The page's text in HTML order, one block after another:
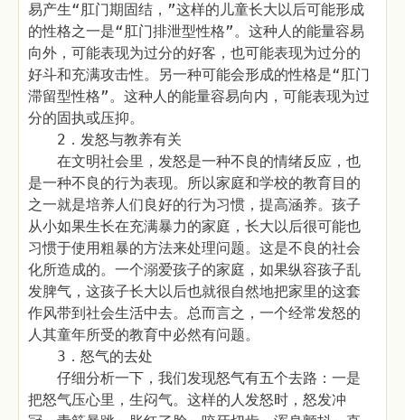
易产生“肛门期固结，”这样的儿童长大以后可能形成
的性格之一是“肛门排泄型性格”。这种人的能量容易
向外，可能表现为过分的好客，也可能表现为过分的
好斗和充满攻击性。另一种可能会形成的性格是“肛门
滞留型性格”。这种人的能量容易向内，可能表现为过
分的固执或压抑。
2．发怒与教养有关
在文明社会里，发怒是一种不良的情绪反应，也
是一种不良的行为表现。所以家庭和学校的教育目的
之一就是培养人们良好的行为习惯，提高涵养。孩子
从小如果生长在充满暴力的家庭，长大以后很可能也
习惯于使用粗暴的方法来处理问题。这是不良的社会
化所造成的。一个溺爱孩子的家庭，如果纵容孩子乱
发脾气，这孩子长大以后也就很自然地把家里的这套
作风带到社会生活中去。总而言之，一个经常发怒的
人其童年所受的教育中必然有问题。
3．怒气的去处
仔细分析一下，我们发现怒气有五个去路：一是
把怒气压心里，生闷气。这样的人发怒时，怒发冲